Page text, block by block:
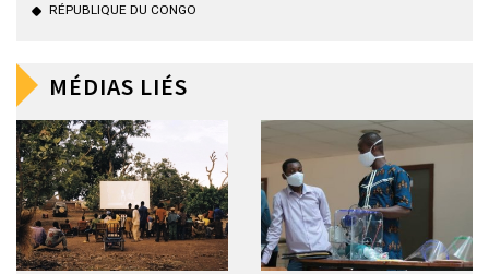
RÉPUBLIQUE DU CONGO
MÉDIAS LIÉS